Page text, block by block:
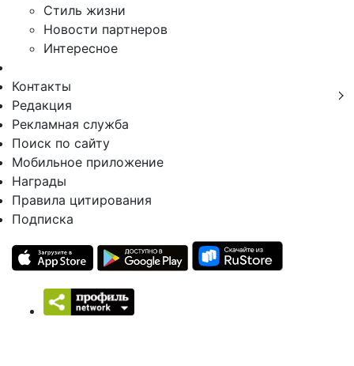
Стиль жизни
Новости партнеров
Интересное
Контакты
Редакция
Рекламная служба
Поиск по сайту
Мобильное приложение
Награды
Правила цитирования
Подписка